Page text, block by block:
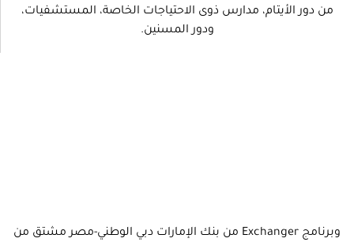
من دور الأيتام، مدارس ذوى الاحتياجات الخاصة، المستشفيات،
ودور المسنين.
وبرنامج Exchanger من بنك الإمارات دبي الوطني-مصر مشتق من